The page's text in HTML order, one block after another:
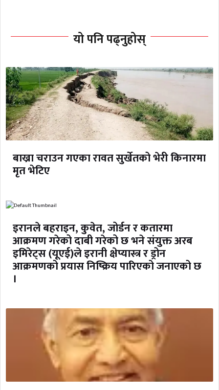
यो पनि पढ्नुहोस्
बाख्रा चराउन गएका रावत सुर्खेतको भेरी किनारमा
मृत भेटिए
इरानले बहराइन, कुवेत, जोर्डन र कतारमा
आक्रमण गरेको दाबी गरेको छ भने संयुक्त अरब
इमिरेट्स (यूएई)ले इरानी क्षेप्यास्त्र र ड्रोन
आक्रमणको प्रयास निष्क्रिय पारिएको जनाएको छ
।